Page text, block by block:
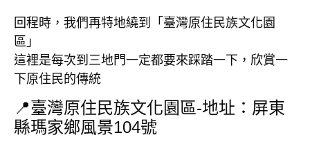
回程時，我們再特地繞到「臺灣原住民族文化園
區」
這裡是每次到三地門一定都要來踩踏一下，欣賞一
下原住民的傳統
📍臺灣原住民族文化園區-地址：屏東
縣瑪家鄉風景104號